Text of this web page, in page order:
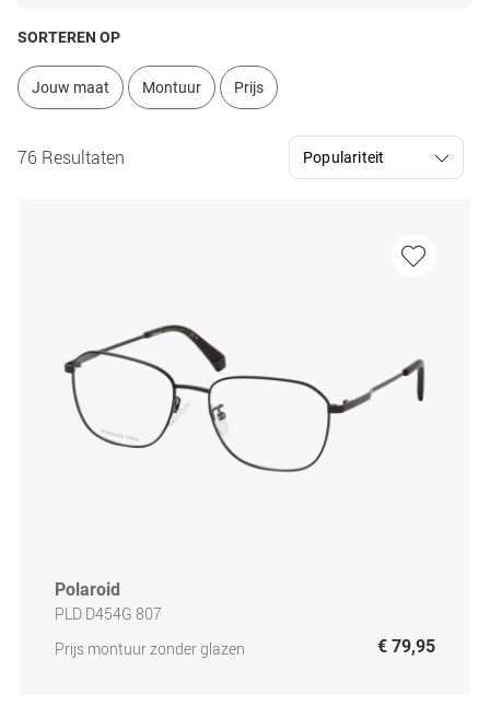
SORTEREN OP
Jouw maat Montuur Prijs
76 Resultaten
Polaroid
PLD D454G 807
Prijs montuur zonder glazen
€ 79,95